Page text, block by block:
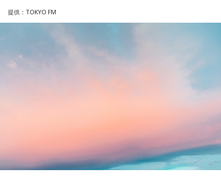
た瞬間があった」と振り返り、そこからヴィンテージのバッ
お迎え時間を確認するために時計を買ってみたら、そのまま
ハマっちゃった」と笑いながら語り、現在はヴィンテージの
エルメスの時計を愛用していることも明かしました。
復刊させたい（笑）」と本気とも冗談とも取れる夢を語りま
す。きゃりーも「この前、代官山蔦屋で『FRUiTS』展をやっ
ていたから、『HR』もまた再燃してほしいですね」と共感。
ン 自由を愛した芸術家、その仕事と人生」
のような存在になっています。ムーミンの言葉に支えられた
り、励まされている人たちが増えている印象です」と紹介し
ます。
提供：TOKYO FM